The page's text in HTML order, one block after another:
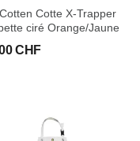
Cotte X-Trapper
ciré Orange/Jaune
CHF